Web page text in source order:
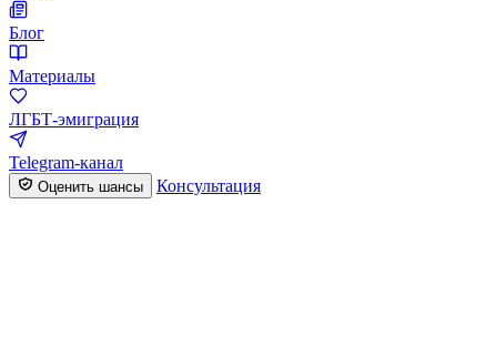
Блог
Материалы
ЛГБТ-эмиграция
Telegram-канал
Оценить шансы Консультация